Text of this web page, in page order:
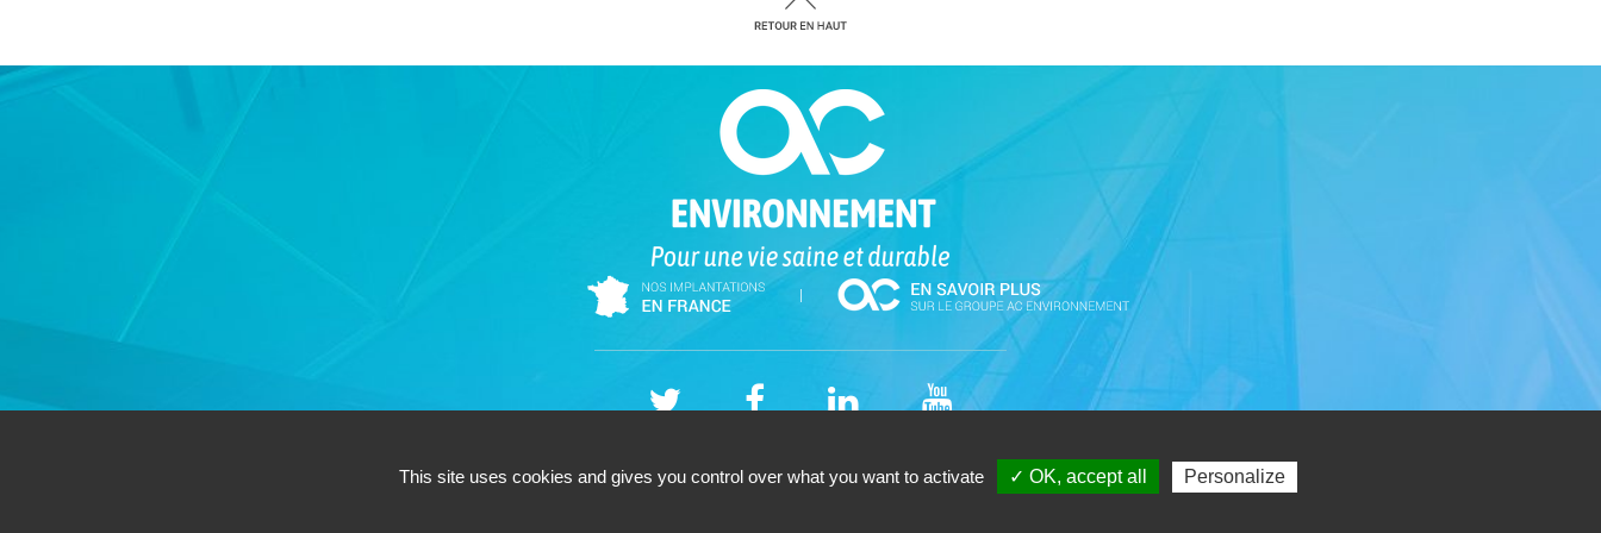
AC ENVIRONNEMENT (Finistère) - Cabinet -SAS - 13 rue Maupertuis 29200 Brest
Tél. 02-57-49-03-50 - Votre cabinet de diagnostic immobilier Quimper (FINISTERE)
This site uses cookies and gives you control over what you want to activate ✓ OK, accept all Personalize